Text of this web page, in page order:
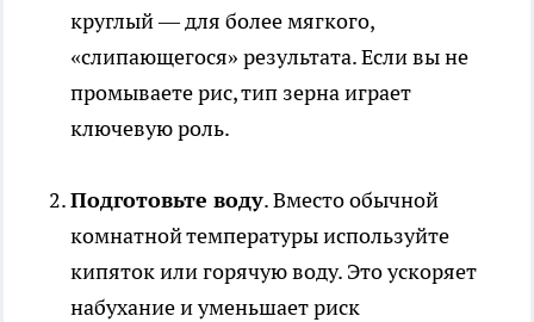
круглый — для более мягкого,
«слипающегося» результата. Если вы не
промываете рис, тип зерна играет
ключевую роль.
Подготовьте воду. Вместо обычной
комнатной температуры используйте
кипяток или горячую воду. Это ускоряет
набухание и уменьшает риск